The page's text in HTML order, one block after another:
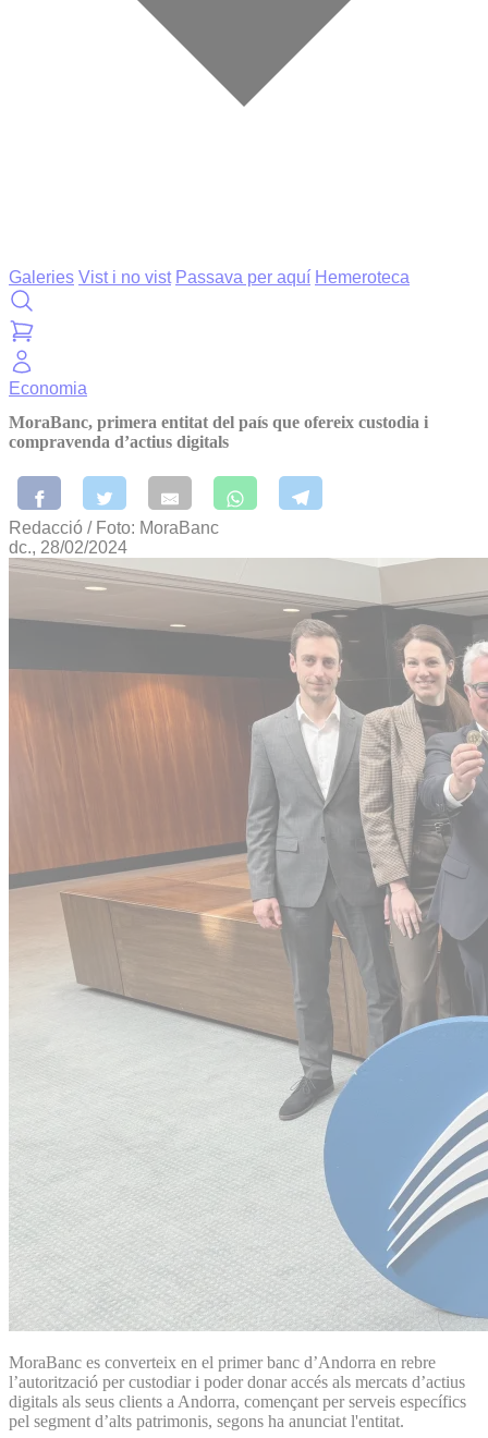
Galeries Vist i no vist Passava per aquí Hemeroteca
Economia
MoraBanc, primera entitat del país que ofereix custodia i
compravenda d’actius digitals
Redacció / Foto: MoraBanc
dc., 28/02/2024
MoraBanc es converteix en el primer banc d’Andorra en rebre
l’autorització per custodiar i poder donar accés als mercats d’actius
digitals als seus clients a Andorra, començant per serveis específics
pel segment d’alts patrimonis, segons ha anunciat l'entitat.